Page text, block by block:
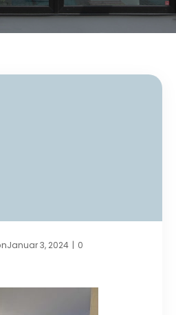
Januar 3, 2024 | 0